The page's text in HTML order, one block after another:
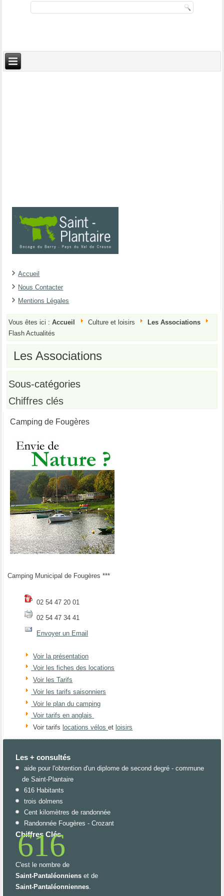
Accueil
Nous Contacter
Mentions Légales
Vous êtes ici :Accueil Culture et loisirs
Les Associations
Flash Actualités
Les Associations
Sous-catégories
Chiffres clés
Camping de Fougères
Camping Municipal de Fougères ***
02 54 47 20 01
02 54 47 34 41
Envoyer un Email
Voir la présentation
Voir les fiches des locations
Voir les Tarifs
Voir les tarifs saisonniers
Voir le plan du camping
Voir tarifs en anglais
Voir tarifs locations véloset loisirs
Les + consultés
aide pour l'obtention d'un diplome de second degré - commune
de Saint-Plantaire
616 Habitants
trois dolmens
Cent kilomètres de randonnée
Randonnée Fougères - Crozant
Chiffres Clés
616
C'est le nombre de
Saint-Pantaléonniens et de
Saint-Pantaléonniennes.